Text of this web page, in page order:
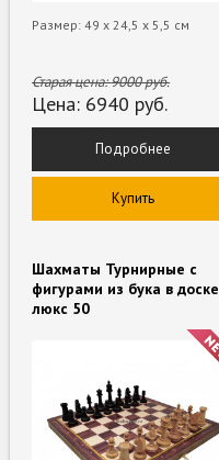
Размер: 49 х 24,5 х 5,5 см
Старая цена:9000руб.
Цена: 6940 руб.
Подробнее
Купить
Шахматы Турнирные с
фигурами из бука в доске
люкс 50